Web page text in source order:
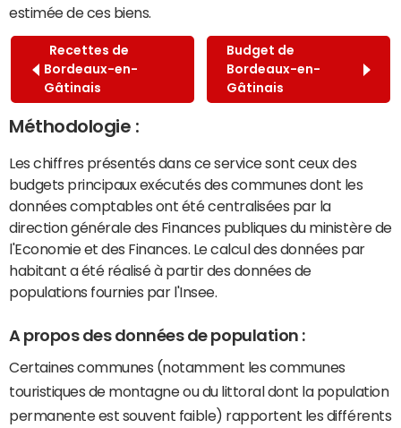
estimée de ces biens.
Recettes de
Bordeaux-en-
Gâtinais
Budget de
Bordeaux-en-
Gâtinais
Méthodologie :
Les chiffres présentés dans ce service sont ceux des
budgets principaux exécutés des communes dont les
données comptables ont été centralisées par la
direction générale des Finances publiques du ministère de
l'Economie et des Finances. Le calcul des données par
habitant a été réalisé à partir des données de
populations fournies par l'Insee.
A propos des données de population :
Certaines communes (notamment les communes
touristiques de montagne ou du littoral dont la population
permanente est souvent faible) rapportent les différents